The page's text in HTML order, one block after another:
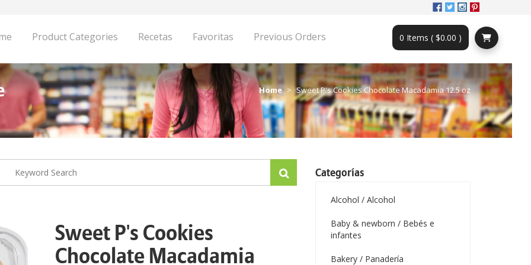
Product Categories Recetas Favoritas Previous Orders 0 Items ( $0.00 )
Home Sweet P's Cookies Chocolate Macadamia 12.5 oz
Sweet P's Cookies
Chocolate Macadamia
Categorías
Alcohol / Alcohol
Baby & newborn / Bebés e
infantes
Bakery / Panadería